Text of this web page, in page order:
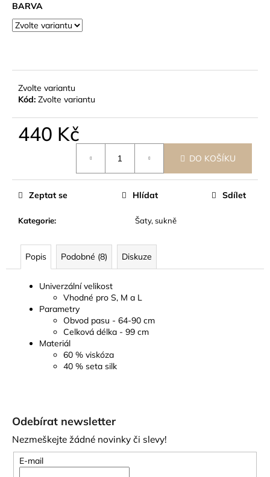
BARVA
Zvolte variantu
Kód: Zvolte variantu
440 Kč
DO KOŠÍKU
Kategorie: Šaty, sukně
Zeptat se Hlídat Sdílet
Popis Podobné (8) Diskuze
Univerzální velikost
Vhodné pro S, M a L
Parametry
Obvod pasu - 64-90 cm
Celková délka - 99 cm
Materiál
60 % viskóza
40 % seta silk
č
u
Odebírat newsletter
Nezmeškejte žádné novinky či slevy!
E-mail